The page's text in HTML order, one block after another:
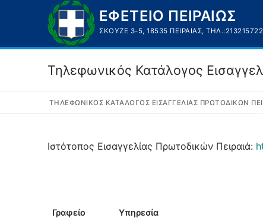
περιεχόμενο
ΕΦΕΤΕΙΟ ΠΕΙΡΑΙΩΣ
ΣΚΟΥΖΈ 3-5, 18535 ΠΕΙΡΑΙΆΣ,
Τηλεφωνικός Κατάλογος
ΤΗΛΕΦΩΝΙΚΌΣ ΚΑΤΆΛΟΓΟΣ ΕΙΣΑΓΓΕΛΊΑΣ ΠΡΩΤΟΔΙΚΏΝ
Ιστότοπος Εισαγγελίας Πρωτοδικών Πειραιά:
Γραφείο Υπηρεσία